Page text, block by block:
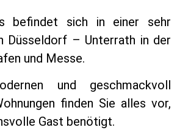
befindet sich in einer sehr
Düsseldorf – Unterrath in der
und Messe.
und geschmackvoll
finden Sie alles vor,
Gast benötigt.